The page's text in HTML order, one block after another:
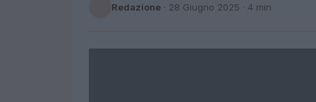
Redazione · 28 Giugno 2025 · 4 min